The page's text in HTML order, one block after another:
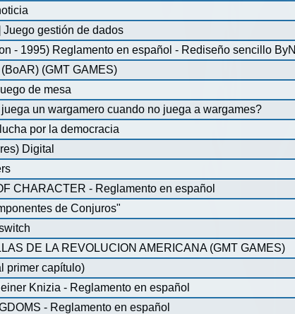
Juego gestión de dados
- 1995) Reglamento en español - Rediseño sencillo ByN
(GMT GAMES)
de mesa
un wargamero cuando no juega a wargames?
por la democracia
Digital
CHARACTER - Reglamento en español
de Conjuros"
DE LA REVOLUCION AMERICANA (GMT GAMES)
primer capítulo)
Knizia - Reglamento en español
- Reglamento en español